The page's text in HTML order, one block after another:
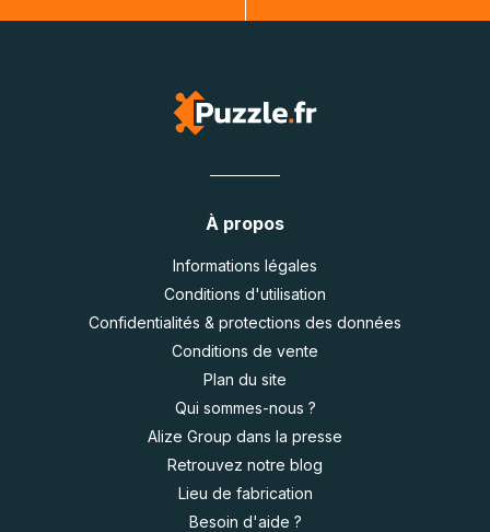
À propos
Informations légales
Conditions d'utilisation
Confidentialités & protections des données
Conditions de vente
Plan du site
Qui sommes-nous ?
Alize Group dans la presse
Retrouvez notre blog
Lieu de fabrication
Besoin d'aide ?